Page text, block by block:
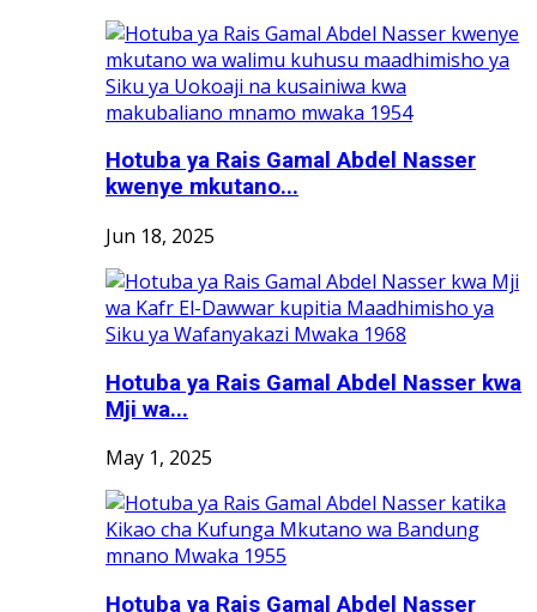
Hotuba ya Rais Gamal Abdel Nasser
kwenye mkutano...
Jun 18, 2025
Hotuba ya Rais Gamal Abdel Nasser kwa
Mji wa...
May 1, 2025
Hotuba ya Rais Gamal Abdel Nasser